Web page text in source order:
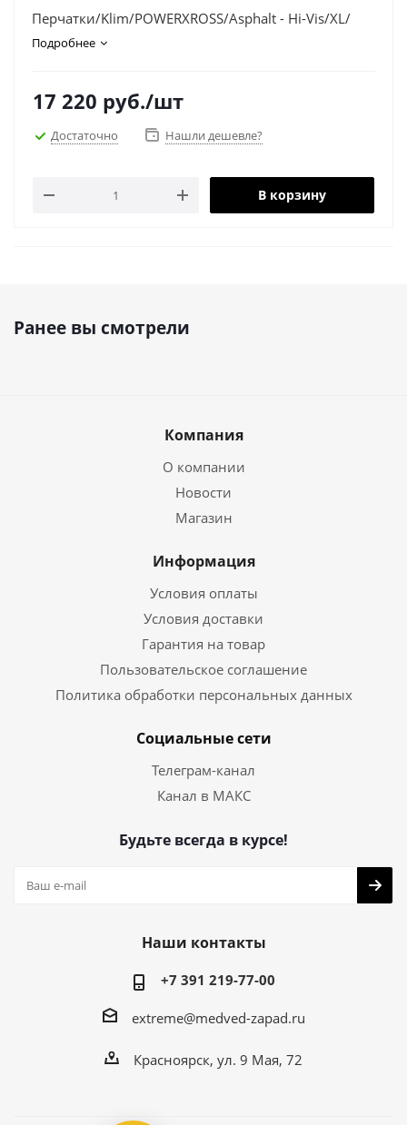
Перчатки/Klim/POWERXROSS/Asphalt - Hi-Vis/XL/
Подробнее
17 220 руб./шт
Достаточно Нашли дешевле?
В корзину
Ранее вы смотрели
Компания
О компании
Новости
Магазин
Информация
Условия оплаты
Условия доставки
Гарантия на товар
Пользовательское соглашение
Политика обработки персональных данных
Социальные сети
Телеграм-канал
Канал в МАКС
Будьте всегда в курсе!
Наши контакты
+7 391 219-77-00
extreme@medved-zapad.ru
Красноярск, ул. 9 Мая, 72